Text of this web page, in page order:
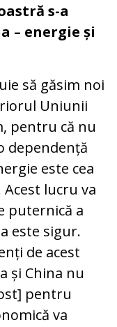
s-a
– energie și
să găsim noi
Uniunii
pentru că nu
dependență
este cea
Acest lucru va
puternică a
este sigur.
de acest
și China nu
pentru
va